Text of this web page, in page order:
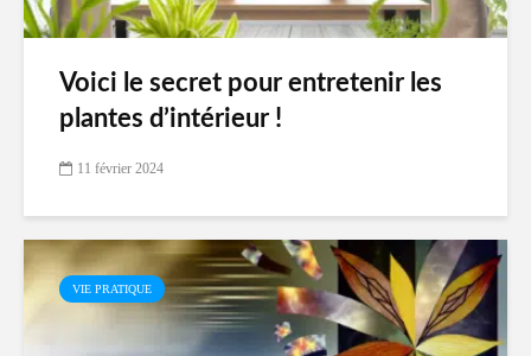
Voici le secret pour entretenir les
plantes d’intérieur !
11 février 2024
VIE PRATIQUE